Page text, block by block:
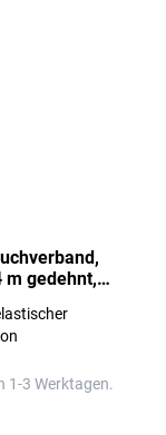
m gedehnt,
1-3 Werktagen.